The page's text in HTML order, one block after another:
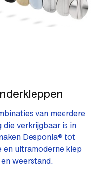
van meerdere
die verkrijgbaar is in
Desponia® tot
en ultramoderne klep
weerstand.